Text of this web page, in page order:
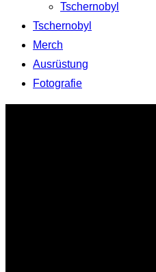
Tschernobyl
Tschernobyl
Merch
Ausrüstung
Fotografie